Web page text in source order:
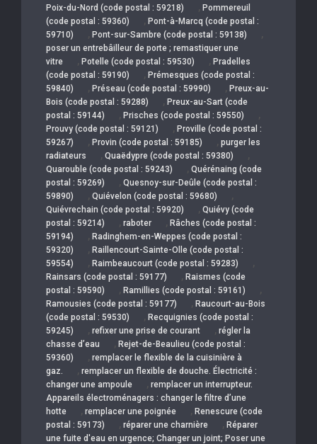
Poix-du-Nord (code postal : 59218) , Pommereuil
(code postal : 59360)
, Pont-à-Marcq (code postal :
59710)
, Pont-sur-Sambre (code postal : 59138) ,
poser un entrebâilleur de porte ; remastiquer une
vitre
, Potelle (code postal : 59530) , Pradelles
(code postal : 59190)
, Prémesques (code postal :
59840)
, Préseau (code postal : 59990) , Preux-au-
Bois (code postal : 59288)
, Preux-au-Sart (code
postal : 59144)
, Prisches (code postal : 59550) ,
Prouvy (code postal : 59121) , Proville (code postal :
59267)
, Provin (code postal : 59185) , purger les
radiateurs
, Quaëdypre (code postal : 59380) ,
Quarouble (code postal : 59243) , Quérénaing (code
postal : 59269)
, Quesnoy-sur-Deûle (code postal :
59890)
, Quiévelon (code postal : 59680) ,
Quiévrechain (code postal : 59920) , Quiévy (code
postal : 59214)
, raboter , Râches (code postal :
59194)
, Radinghem-en-Weppes (code postal :
59320)
, Raillencourt-Sainte-Olle (code postal :
59554)
, Raimbeaucourt (code postal : 59283) ,
Rainsars (code postal : 59177) , Raismes (code
postal : 59590)
, Ramillies (code postal : 59161) ,
Ramousies (code postal : 59177) , Raucourt-au-Bois
(code postal : 59530)
, Recquignies (code postal :
59245)
, refixer une prise de courant , régler la
chasse d’eau
, Rejet-de-Beaulieu (code postal :
59360)
, remplacer le flexible de la cuisinière à
gaz.
, remplacer un flexible de douche. Électricité :
changer une ampoule
, remplacer un interrupteur.
Appareils électroménagers : changer le filtre d’une
hotte
, remplacer une poignée , Renescure (code
postal : 59173)
, réparer une charnière , Réparer
une fuite d'eau en urgence; Changer un joint; Poser une